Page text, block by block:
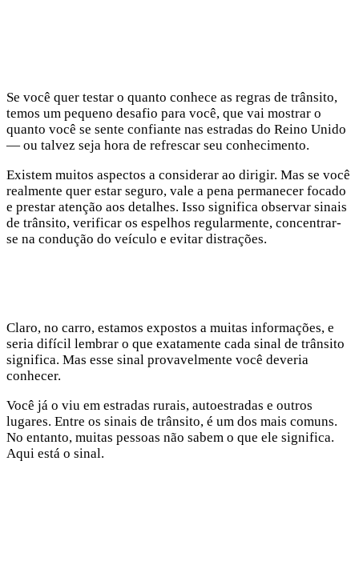
Se você quer testar o quanto conhece as regras de trânsito,
temos um pequeno desafio para você, que vai mostrar o
quanto você se sente confiante nas estradas do Reino Unido
— ou talvez seja hora de refrescar seu conhecimento.
Existem muitos aspectos a considerar ao dirigir. Mas se você
realmente quer estar seguro, vale a pena permanecer focado
e prestar atenção aos detalhes. Isso significa observar sinais
de trânsito, verificar os espelhos regularmente, concentrar-
se na condução do veículo e evitar distrações.
Claro, no carro, estamos expostos a muitas informações, e
seria difícil lembrar o que exatamente cada sinal de trânsito
significa. Mas esse sinal provavelmente você deveria
conhecer.
Você já o viu em estradas rurais, autoestradas e outros
lugares. Entre os sinais de trânsito, é um dos mais comuns.
No entanto, muitas pessoas não sabem o que ele significa.
Aqui está o sinal.